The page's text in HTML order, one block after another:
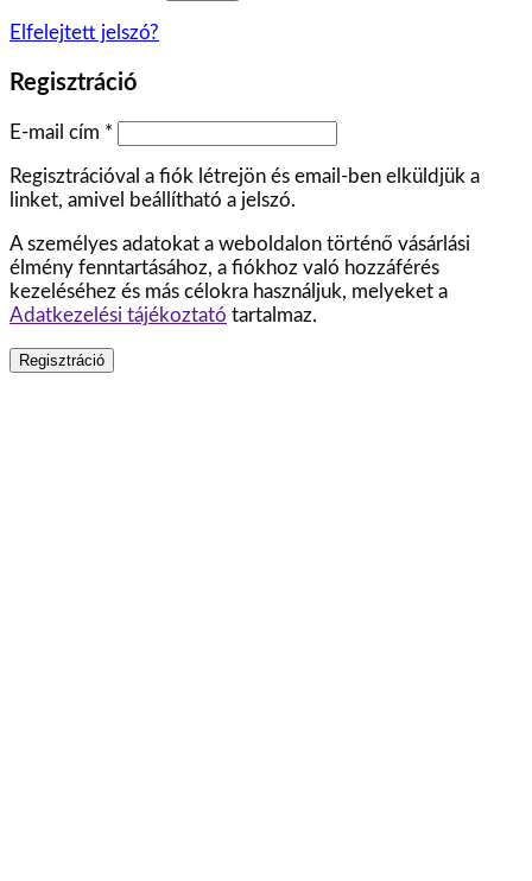
Elfelejtett jelszó?
Regisztráció
E-mail cím *
Regisztrációval a fiók létrejön és email-ben elküldjük a
linket, amivel beállítható a jelszó.
A személyes adatokat a weboldalon történő vásárlási
élmény fenntartásához, a fiókhoz való hozzáférés
kezeléséhez és más célokra használjuk, melyeket a
Adatkezelési tájékoztató tartalmaz.
Regisztráció